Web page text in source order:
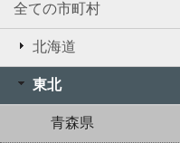
全ての市町村
北海道
東北
青森県